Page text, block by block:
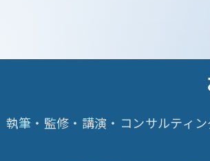
執筆・監修・講演・コンサルティ